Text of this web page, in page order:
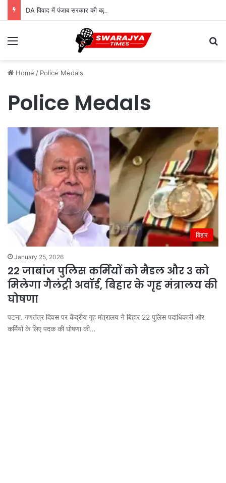
Menu
Home / Police Medals
Police Medals
बिहार
January 25, 2026
22 जाबांज पुलिस कर्मियों को मैडल और 3 को
मिलेगा गैलंट्री अवॉर्ड, बिहार के गृह मंत्रालय की
घोषणा
पटना. गणतंत्र दिवस पर केंद्रीय गृह मंत्रालय ने बिहार 22 पुलिस पदाधिकारी और
कर्मियों के लिए पदक की घोषणा की…